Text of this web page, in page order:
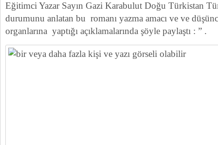
Eğitimci Yazar Sayın Gazi Karabulut Doğu Türkistan
durumunu anlatan bu romanı yazma amacı ve ve
organlarına yaptığı açıklamalarında şöyle paylaştı : ” .